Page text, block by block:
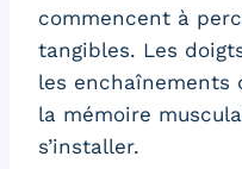
commencent à
tangibles. Les
les enchaînements
la mémoire
s’installer.